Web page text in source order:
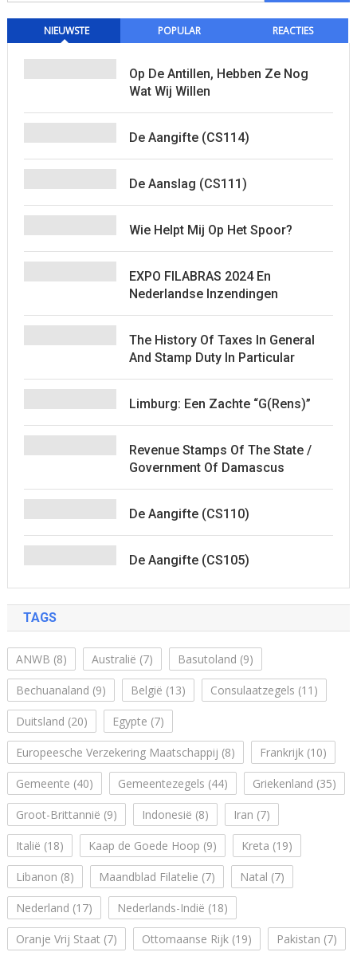
NIEUWSTE POPULAR REACTIES
Op De Antillen, Hebben Ze Nog
Wat Wij Willen
De Aangifte (CS114)
De Aanslag (CS111)
Wie Helpt Mij Op Het Spoor?
EXPO FILABRAS 2024 En
Nederlandse Inzendingen
The History Of Taxes In General
And Stamp Duty In Particular
Limburg: Een Zachte “G(rens)”
Revenue Stamps Of The State /
Government Of Damascus
De Aangifte (CS110)
De Aangifte (CS105)
TAGS
ANWB (8) Australië (7) Basutoland (9)
Bechuanaland (9) België (13) Consulaatzegels (11)
Duitsland (20) Egypte (7)
Europeesche Verzekering Maatschappij (8) Frankrijk(10)
Gemeente (40) Gemeentezegels (44) Griekenland (35)
Groot-Brittannië (9) Indonesië (8) Iran (7)
Italië (18) Kaap de Goede Hoop (9) Kreta (19)
Libanon (8) Maandblad Filatelie (7) Natal (7)
Nederland (17) Nederlands-Indië (18)
Oranje Vrij Staat (7) Ottomaanse Rijk(19) Pakistan (7)